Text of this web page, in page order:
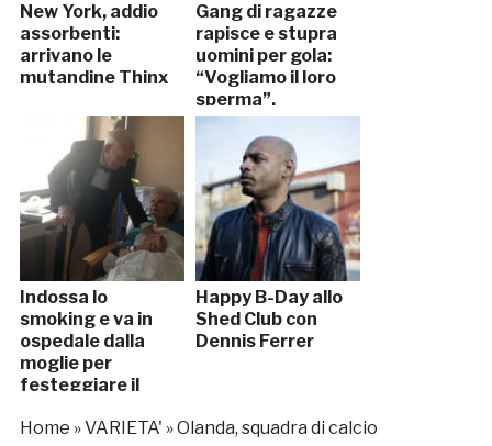
New York, addio
assorbenti:
arrivano le
mutandine Thinx
Gang di ragazze
rapisce e stupra
uomini per gola:
“Vogliamo il loro
sperma”.
Arrestate
Indossa lo
smoking e va in
ospedale dalla
moglie per
festeggiare il
anniversario
Happy B-Day allo
Shed Club con
Dennis Ferrer
Home »VARIETA' »Olanda, squadra di calcio